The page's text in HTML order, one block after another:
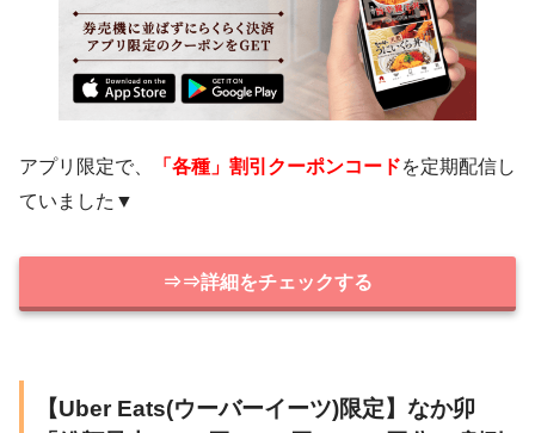
アプリ限定で、 「各種」割引クーポンコードを定期配信し
ていました▼
⇒⇒詳細をチェックする
【Uber Eats(ウーバーイーツ)限定】なか卯